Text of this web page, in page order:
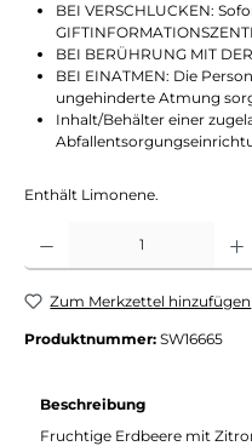
BEI VERSCHLUCKEN:
BEI BERÜHRUNG MIT
BEI EINATMEN: Die
ungehinderte Atmung
Inhalt/Behälter einer
Enthält Limonene.
Produkt Anzahl: Gib den
Zum Merkzettel hinzufügen
Produktnummer: SW16665
Beschreibung
Fruchtige Erdbeere mit